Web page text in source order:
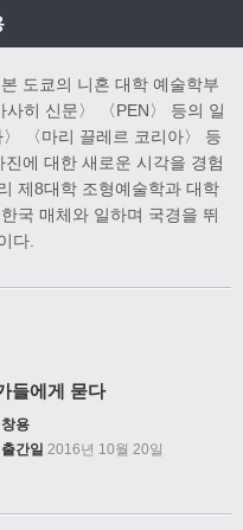
도쿄의 니혼 대학 예술학부
히 신문〉 〈PEN〉 등의 일
〈마리 끌레르 코리아〉 등
에 대한 새로운 시각을 경험
제8대학 조형예술학과 대학
국 매체와 일하며 국경을 뛰
다.
들에게 묻다
용
출간일 2016년 10월 20일